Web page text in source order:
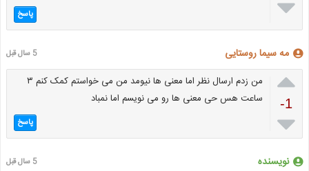
 پاسخ
مه سیما روستایی 5 سال قبل

-1

من زدم ارسال نظر اما معنی ها نیومد من می خواستم کمک کنم ۳
ساعت هس حی معنی ها رو می نویسم اما نمباد
پاسخ
نویسنده 5 سال قبل